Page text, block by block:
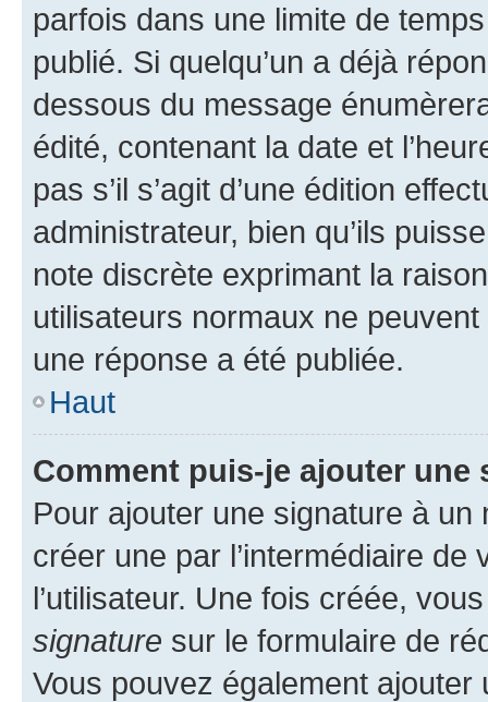
parfois dans une limite de
publié. Si quelqu’un a déjà
dessous du message
édité, contenant la date et
pas s’il s’agit d’une édition
administrateur, bien qu’ils
note discrète exprimant la
utilisateurs normaux ne
une réponse a été publiée.
Haut
Comment puis-je ajouter une
Pour ajouter une signature à un
créer une par l’intermédiaire
l’utilisateur. Une fois créée,
signature sur le formulaire de
Vous pouvez également